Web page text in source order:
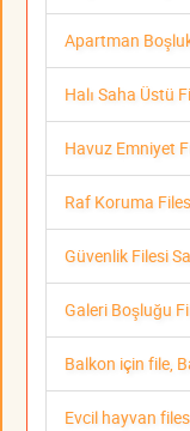
Apartman
Halı Saha Üstü
Havuz Emniyet
Raf Koruma
Güvenlik Filesi
Galeri Boşluğu
Balkon için file,
Evcil hayvan